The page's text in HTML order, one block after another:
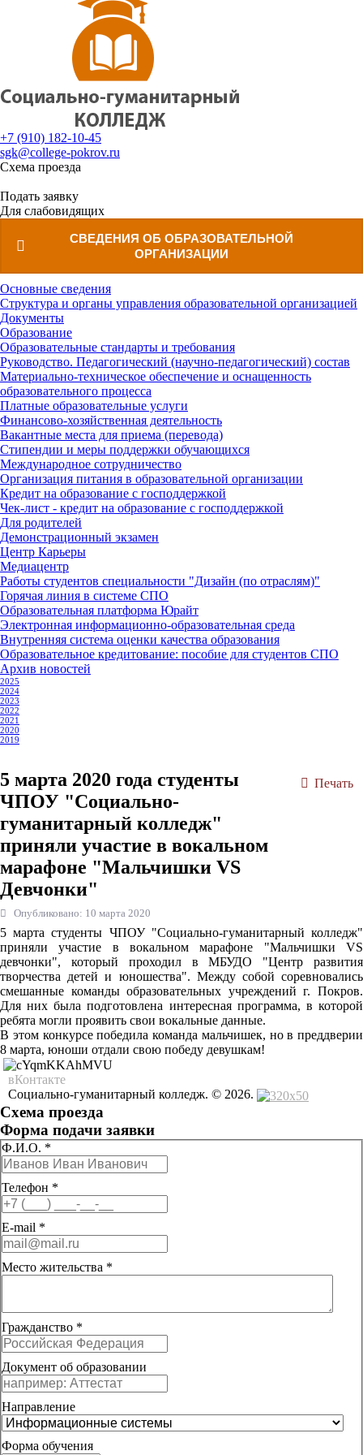
ГЛАВНАЯ
ДЛЯ АБИТУРИЕНТОВ
ДЛЯ СТУДЕНТОВ
КОНТАКТЫ
ВХОД ДЛЯ СТУДЕНТОВ
+7 (910) 182-10-45
sgk@college-pokrov.ru
Схема проезда
Подать заявку
Для слабовидящих
СВЕДЕНИЯ ОБ ОБРАЗОВАТЕЛЬНОЙ
ОРГАНИЗАЦИИ
Основные сведения
Структура и органы управления образовательной организацией
Документы
Образование
Образовательные стандарты и требования
Руководство. Педагогический (научно-педагогический) состав
Материально-техническое обеспечение и оснащенность
образовательного процесса
Платные образовательные услуги
Финансово-хозяйственная деятельность
Вакантные места для приема (перевода)
Стипендии и меры поддержки обучающихся
Международное сотрудничество
Организация питания в образовательной организации
Кредит на образование с господдержкой
Чек-лист - кредит на образование с господдержкой
Для родителей
Демонстрационный экзамен
Центр Карьеры
Медиацентр
Работы студентов специальности "Дизайн (по отраслям)"
Горячая линия в системе СПО
Образовательная платформа Юрайт
Электронная информационно-образовательная среда
Внутренняя система оценки качества образования
Образовательное кредитование: пособие для студентов СПО
Архив новостей
2025
2024
2023
2022
2021
2020
2019
Печать
5 марта 2020 года студенты
ЧПОУ "Социально-
гуманитарный колледж"
приняли участие в вокальном
марафоне "Мальчишки VS
Девчонки"
Опубликовано: 10 марта 2020
5 марта студенты ЧПОУ "Социально-гуманитарный колледж"
приняли участие в вокальном марафоне "Мальчишки VS
девчонки", который проходил в МБУДО "Центр развития
творчества детей и юношества". Между собой соревновались
смешанные команды образовательных учреждений г. Покров.
Для них была подготовлена интересная программа, в которой
ребята могли проявить свои вокальные данные.
В этом конкурсе победила команда мальчишек, но в преддверии
8 марта, юноши отдали свою победу девушкам!
вКонтакте
Социально-гуманитарный колледж. © 2026.
Схема проезда
Форма подачи заявки
Ф.И.О. *
Телефон *
E-mail *
Место жительства *
Гражданство *
Документ об образовании
Направление
Форма обучения